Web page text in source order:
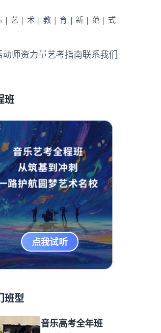
|艺|术|教|育|新|范|式
动师资力量艺考指南联系我们
班
点我试听
班型
音乐高考全年班